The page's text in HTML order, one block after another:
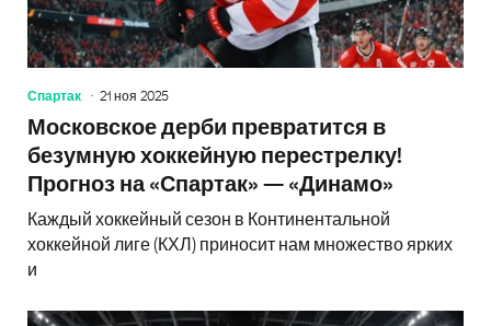
Спартак 21 ноя 2025
Московское дерби превратится в
безумную хоккейную перестрелку!
Прогноз на «Спартак» — «Динамо»
Каждый хоккейный сезон в Континентальной
хоккейной лиге (КХЛ) приносит нам множество ярких
и